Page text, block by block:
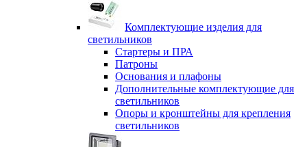
Комплектующие изделия для
светильников
Стартеры и ПРА
Патроны
Основания и плафоны
Дополнительные комплектующие для
светильников
Опоры и кронштейны для крепления
светильников